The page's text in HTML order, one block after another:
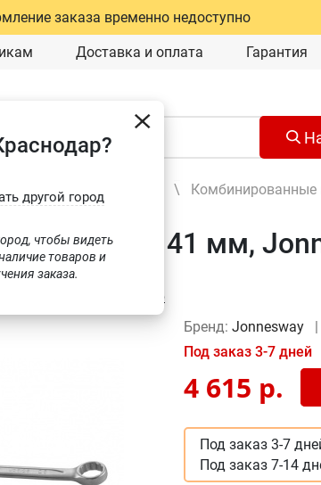
заказа временно недоступно
Доставка и оплата Гарантия
другой город
чтобы видеть
товаров и
заказа.
Гаечные ключи \ Комбинированные
41 мм,
Запомнить товар
Бренд: Jonnesway
Под заказ 3-7 дней
4 615 р.
Под заказ 3-7
Под заказ 7-14